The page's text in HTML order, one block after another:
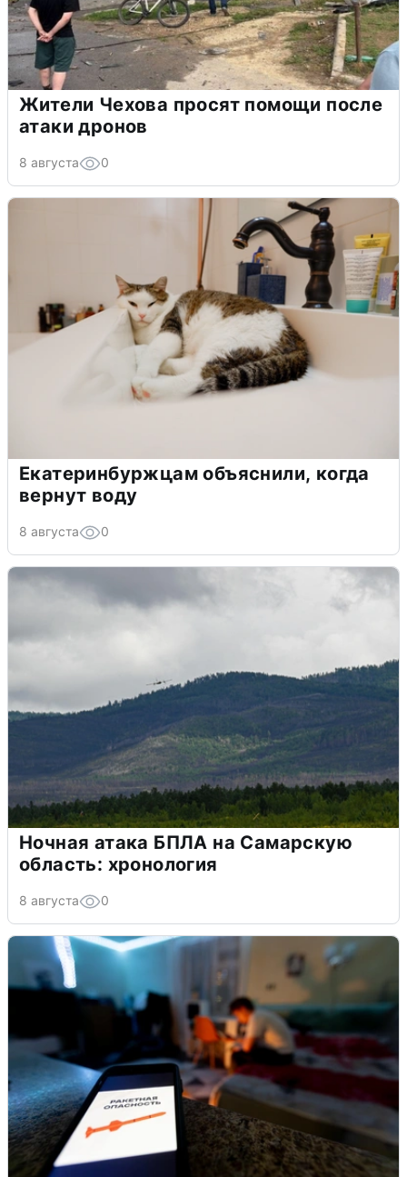
Жители Чехова просят помощи после
атаки дронов
8 августа 0
Екатеринбуржцам объяснили, когда
вернут воду
8 августа 0
Ночная атака БПЛА на Самарскую
область: хронология
8 августа 0